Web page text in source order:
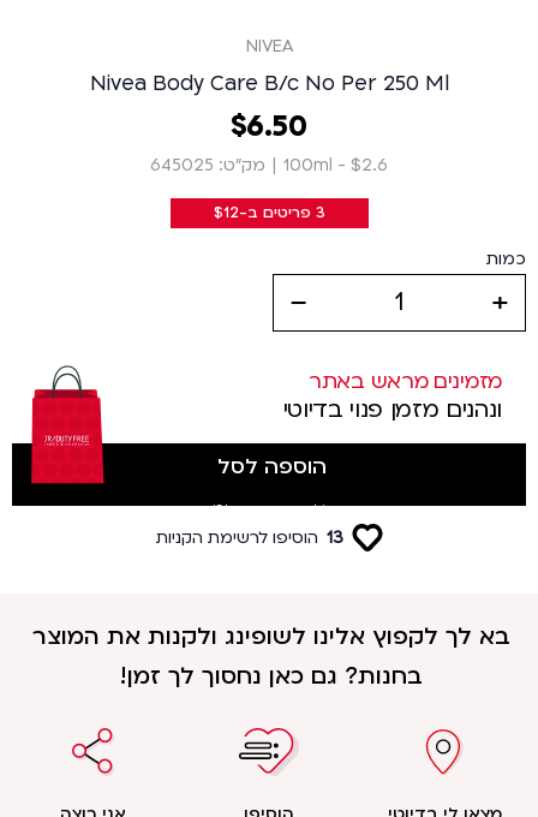
NIVEA
Nivea Body Care B/c No Per 250 Ml
6.50
‏
$
$2.6 - 100ml
| מק״ט: 645025
3 פריטים ב-$12
כמות
מזמינים מראש באתר
ונהנים מזמן פנוי בדיוטי
הוספה לסל
(לטסים מטרמינל 3)
13 הוסיפו לרשימת הקניות
בא לך לקפוץ אלינו לשופינג ולקנות את המוצר
בחנות? גם כאן נחסוך לך זמן!